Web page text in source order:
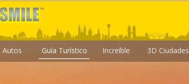
Autos Guía Turístico Increíble 3D Ciudades